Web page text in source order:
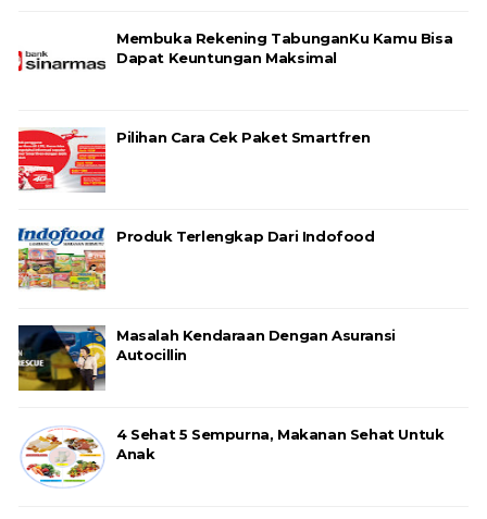
Membuka Rekening TabunganKu Kamu Bisa
Dapat Keuntungan Maksimal
Pilihan Cara Cek Paket Smartfren
Produk Terlengkap Dari Indofood
Masalah Kendaraan Dengan Asuransi
Autocillin
4 Sehat 5 Sempurna, Makanan Sehat Untuk
Anak